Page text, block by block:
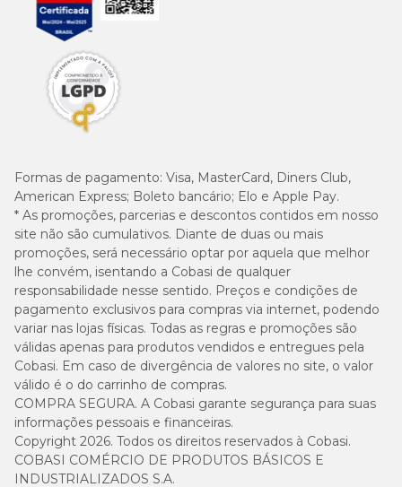
Formas de pagamento: Visa, MasterCard, Diners Club,
American Express; Boleto bancário; Elo e Apple Pay.
* As promoções, parcerias e descontos contidos em nosso
site não são cumulativos. Diante de duas ou mais
promoções, será necessário optar por aquela que melhor
lhe convém, isentando a Cobasi de qualquer
responsabilidade nesse sentido. Preços e condições de
pagamento exclusivos para compras via internet, podendo
variar nas lojas físicas. Todas as regras e promoções são
válidas apenas para produtos vendidos e entregues pela
Cobasi. Em caso de divergência de valores no site, o valor
válido é o do carrinho de compras.
COMPRA SEGURA. A Cobasi garante segurança para suas
informações pessoais e financeiras.
Copyright 2026. Todos os direitos reservados à Cobasi.
COBASI COMÉRCIO DE PRODUTOS BÁSICOS E
INDUSTRIALIZADOS S.A.